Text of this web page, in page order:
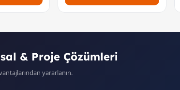
& Proje Çözümleri
yararlanın.